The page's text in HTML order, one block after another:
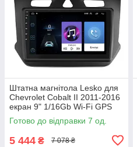
Штатна магнітола Lesko для
Chevrolet Cobalt II 2011-2016
екран 9" 1/16Gb Wi-Fi GPS
Base Шевроле Кобальт 7 шт.
Готово до відправки 7 од.
5 444 ₴ 7 078 ₴